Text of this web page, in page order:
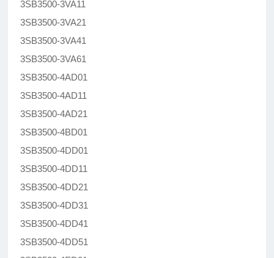
3SB3500-3VA11
3SB3500-3VA21
3SB3500-3VA41
3SB3500-3VA61
3SB3500-4AD01
3SB3500-4AD11
3SB3500-4AD21
3SB3500-4BD01
3SB3500-4DD01
3SB3500-4DD11
3SB3500-4DD21
3SB3500-4DD31
3SB3500-4DD41
3SB3500-4DD51